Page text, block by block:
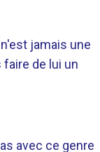
jamais une
faire de lui un
avec ce genre